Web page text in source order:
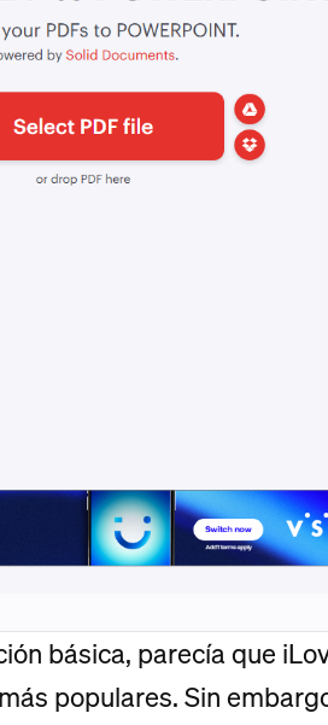
básica, parecía que
populares. Sin